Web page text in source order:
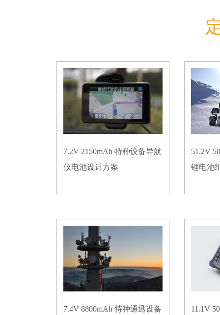
7.2V 2150mAh 特种设备导航
仪电池设计方案
51.2V
锂电池
7.4V 8800mAh 特种通迅设备
11.1V